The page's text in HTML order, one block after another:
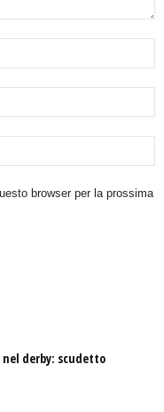
browser per la prossima
derby: scudetto